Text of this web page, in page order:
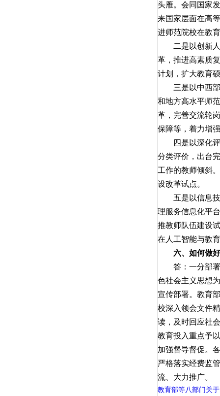
头雁。会同国家
来国家层面在高
进师范院校在教
二是以创新人
革，推进高素质
计划，扩大教育
三是以中西部
和地方高水平师
革，完善交流轮
保障等，着力增
四是以深化评
分类评价，出台
工作的教师倾斜
设改革试点。
五是以信息技
理服务信息化平
推教师队伍建设
在人工智能与教
六、如何做
答：一分部署
色社会主义思想
宣传部署。教育
校深入领会文件
读，及时回应社
教育投入重点予
加强督导督促。
严格落实经费监
流、大力推广。
教育部等八部门关